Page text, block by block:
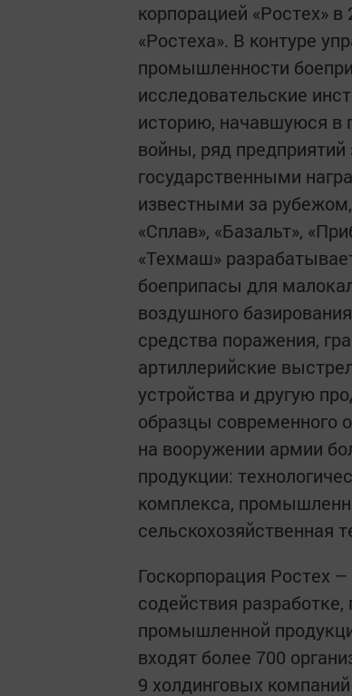
корпорацией «Ростех»
«Ростеха». В контуре
промышленности
исследовательские
историю, начавшуюся в
войны, ряд
государственными
известными за
«Сплав», «Базальт»,
«Техмаш»
боеприпасы для
воздушного
средства поражения,
артиллерийские
устройства и другую
образцы современного
на вооружении армии
продукции:
комплекса,
сельскохозяйственная
Госкорпорация Ростех
содействия
промышленной
входят более 700
9 холдинговых